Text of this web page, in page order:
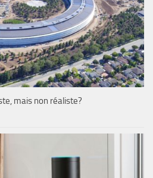
mais non réaliste?